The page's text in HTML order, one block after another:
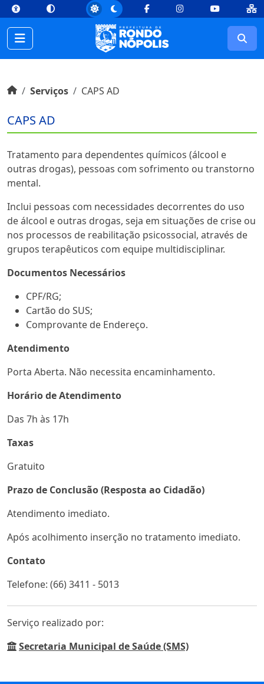
topConteúdo [1] Menu Principal [2] Busca [3] Rodapé [4]
FacebookInstagramYoutube
Início do conteúdo
InícioServiços CAPS AD
CAPS AD
Tratamento para dependentes químicos (álcool e
outras drogas), pessoas com sofrimento ou transtorno
mental.
Inclui pessoas com necessidades decorrentes do uso
de álcool e outras drogas, seja em situações de crise ou
nos processos de reabilitação psicossocial, através de
grupos terapêuticos com equipe multidisciplinar.
Documentos Necessários
CPF/RG;
Cartão do SUS;
Comprovante de Endereço.
Atendimento
Porta Aberta. Não necessita encaminhamento.
Horário de Atendimento
Das 7h às 17h
Taxas
Gratuito
Prazo de Conclusão (Resposta ao Cidadão)
Atendimento imediato.
Após acolhimento inserção no tratamento imediato.
Contato
Telefone: (66) 3411 - 5013
Serviço realizado por:
Secretaria Municipal de Saúde (SMS)